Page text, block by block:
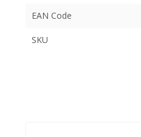
EAN Code
SKU